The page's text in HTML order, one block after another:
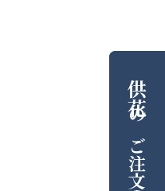
供花
の
ご注文